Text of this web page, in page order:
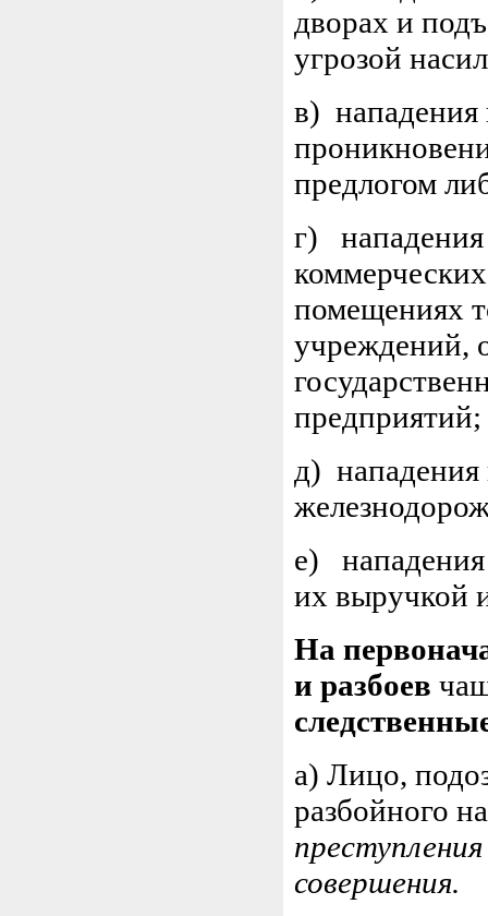
дворах и
угрозой
в)
предлогом
г) нападения
помещениях
учреждений,
предприятий;
д) нападения
е) нападения
их выручкой
На
и разбоев
а) Лицо,
разбойного
совершения.